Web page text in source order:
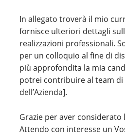
In allegato troverà il mio
fornisce ulteriori dettagli
realizzazioni professionali.
per un colloquio al fine di
più approfondita la mia
potrei contribuire al team di
dell’Azienda].
Grazie per aver
Attendo con interesse un